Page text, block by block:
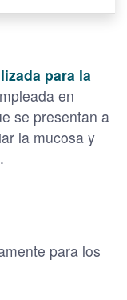
para la
en
se presentan a
la mucosa y
para los